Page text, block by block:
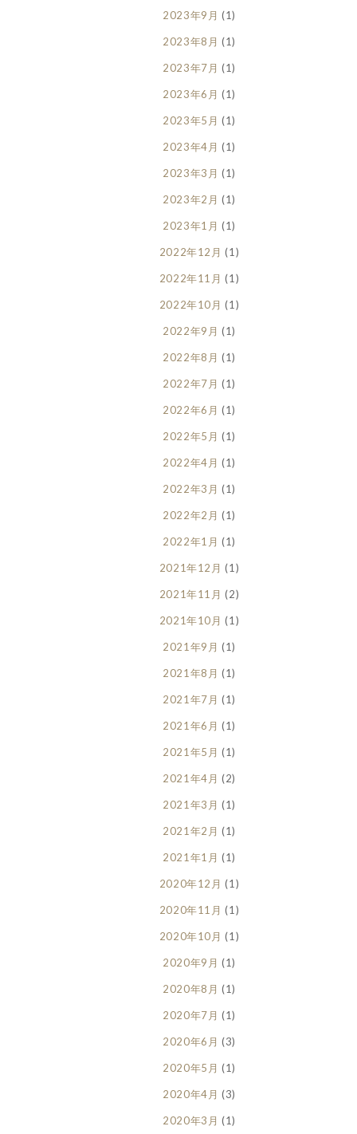
2023年9月 (1)
2023年8月 (1)
2023年7月 (1)
2023年6月 (1)
2023年5月 (1)
2023年4月 (1)
2023年3月 (1)
2023年2月 (1)
2023年1月 (1)
2022年12月 (1)
2022年11月 (1)
2022年10月 (1)
2022年9月 (1)
2022年8月 (1)
2022年7月 (1)
2022年6月 (1)
2022年5月 (1)
2022年4月 (1)
2022年3月 (1)
2022年2月 (1)
2022年1月 (1)
2021年12月 (1)
2021年11月 (2)
2021年10月 (1)
2021年9月 (1)
2021年8月 (1)
2021年7月 (1)
2021年6月 (1)
2021年5月 (1)
2021年4月 (2)
2021年3月 (1)
2021年2月 (1)
2021年1月 (1)
2020年12月 (1)
2020年11月 (1)
2020年10月 (1)
2020年9月 (1)
2020年8月 (1)
2020年7月 (1)
2020年6月 (3)
2020年5月 (1)
2020年4月 (3)
2020年3月 (1)